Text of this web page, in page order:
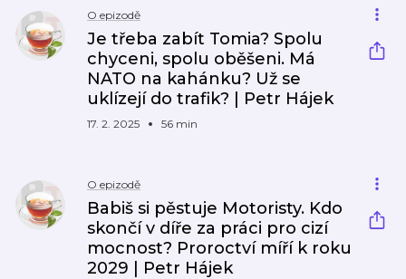
O epizodě
Je třeba zabít Tomia? Spolu
chyceni, spolu oběšeni. Má
NATO na kahánku? Už se
uklízejí do trafik? | Petr Hájek
17. 2. 2025 56 min
O epizodě
Babiš si pěstuje Motoristy. Kdo
skončí v díře za práci pro cizí
mocnost? Proroctví míří k roku
2029 | Petr Hájek